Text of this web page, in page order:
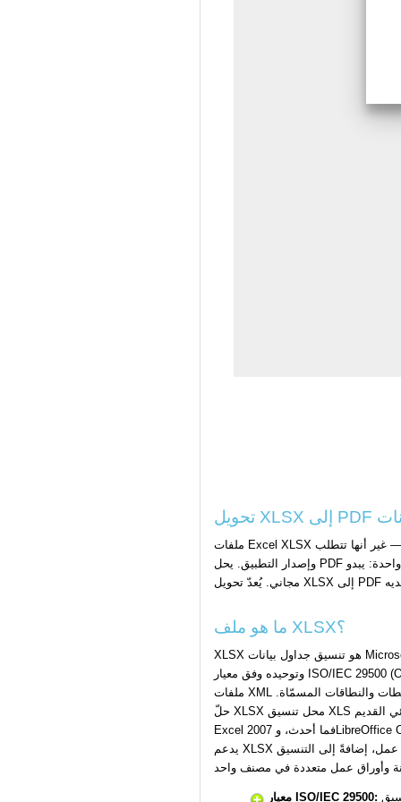
ملفات Excel XLSX أدوات قوية لتحليل البيانات والنمذجة المالية وإعداد التقارير — غير أنها تتطلب Microsoft Excel أو برنامجاً متوافقاً لفتحها، وتظهر بشكل مختلف تبعاً لحجم الشاشة والخطوط المثبّتة
وإصدار التطبيق. يحل PDF هذه المشكلات دفعةً واحدة: يبدو PDF متطابقاً على كل جهاز، ويحافظ على عرض الأعمدة وألوان الخلايا والمخططات والتنسيق بدقة، ويمكن لأي شخص فتحه بعارض PDF
ما هو ملف XLSX؟
XLSX هو تنسيق جداول بيانات Microsoft Excel Open XML الذي جرى تقديمه مع Excel 2007
وتوحيده وفق معيار ISO/IEC 29500 (OOXML). ملف XLSX عبارة عن أرشيف ZIP يحتوي على
ملفات XML تُعرّف أوراق العمل وقيم الخلايا والصيغ والأنماط والمخططات والنطاقات المسمّاة.
حلّ XLSX محل تنسيق XLS الثنائي القديم (BIFF8) كتنسيق افتراضي لـ Excel، ويدعمه Microsoft
Excel 2007 فما أحدث، وLibreOffice Calc، وGoogle Sheets، وApple Numbers، وWPS Office.
يدعم XLSX ما يصل إلى 1,048,576 صفاً و16,384 عموداً لكل ورقة عمل، إضافةً إلى التنسيق
معيار ISO/IEC 29500: